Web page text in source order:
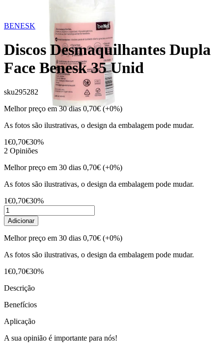
BENESK
Discos Desmaquilhantes Dupla
Face Benesk 35 Unid
sku295282
Melhor preço em 30 dias 0,70€ (+0%)
As fotos são ilustrativas, o design da embalagem pode mudar.
1€0,70€30%
2 Opiniões
Melhor preço em 30 dias 0,70€ (+0%)
As fotos são ilustrativas, o design da embalagem pode mudar.
1€0,70€30%
Adicionar
Melhor preço em 30 dias 0,70€ (+0%)
As fotos são ilustrativas, o design da embalagem pode mudar.
1€0,70€30%
Descrição
Benefícios
Aplicação
A sua opinião é importante para nós!